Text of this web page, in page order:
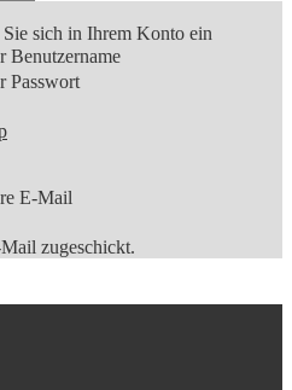
sich in Ihrem Konto ein
Benutzername
Passwort
E-Mail
zugeschickt.